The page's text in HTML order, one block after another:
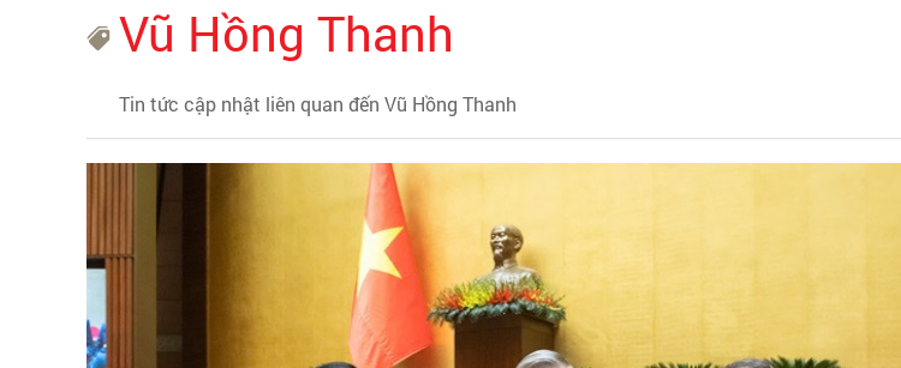
Vũ Hồng Thanh
Tin tức cập nhật liên quan đến Vũ Hồng Thanh